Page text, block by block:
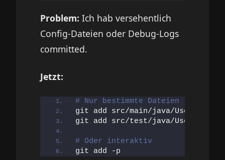
Problem: Ich hab versehentlich
Config-Dateien oder Debug-Logs
committed.
Jetzt:
# Nur bestimmte Dateien
git add src/main/java/
git add src/test/java/
# Oder interaktiv
git add -p